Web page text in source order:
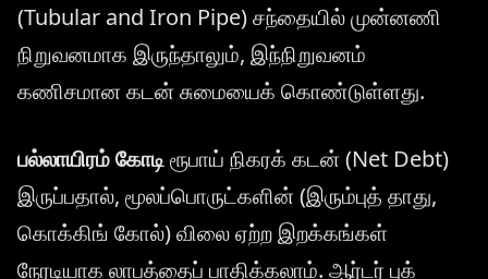
(Tubular and Iron Pipe) சந்தையில் முன்னணி
நிறுவனமாக இருந்தாலும், இந்நிறுவனம்
கணிசமான கடன் சுமையைக் கொண்டுள்ளது.
பல்லாயிரம் கோடிரூபாய் நிகரக் கடன் (Net Debt)
இருப்பதால், மூலப்பொருட்களின் (இரும்புத் தாது,
கொக்கிங் கோல்) விலை ஏற்ற இறக்கங்கள்
நேரடியாக லாபத்தைப் பாதிக்கலாம். ஆர்டர் புக்